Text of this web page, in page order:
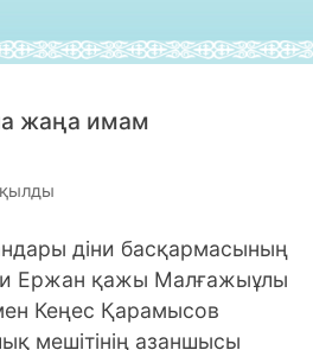
жаңа имам
діни басқармасының
Ержан қажы Малғажыұлы
Кеңес Қарамысов
мешітінің азаншысы